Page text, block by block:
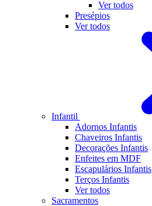
Ver todos
Presépios
Ver todos
Infantil
Adornos Infantis
Chaveiros Infantis
Decorações Infantis
Enfeites em MDF
Escapulários Infantis
Terços Infantis
Ver todos
Sacramentos